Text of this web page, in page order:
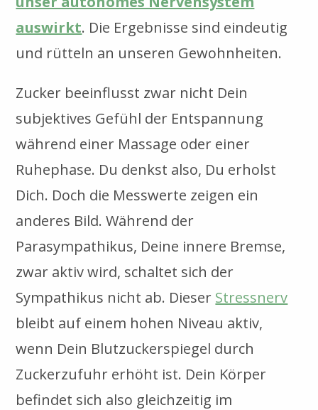
auswirkt. Die Ergebnisse sind eindeutig
und rütteln an unseren Gewohnheiten.
Zucker beeinflusst zwar nicht Dein
subjektives Gefühl der Entspannung
während einer Massage oder einer
Ruhephase. Du denkst also, Du erholst
Dich. Doch die Messwerte zeigen ein
anderes Bild. Während der
Parasympathikus, Deine innere Bremse,
zwar aktiv wird, schaltet sich der
Sympathikus nicht ab. Dieser Stressnerv
bleibt auf einem hohen Niveau aktiv,
wenn Dein Blutzuckerspiegel durch
Zuckerzufuhr erhöht ist. Dein Körper
befindet sich also gleichzeitig im